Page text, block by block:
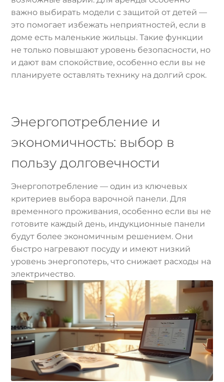
важно выбирать модели с защитой от детей —
это помогает избежать неприятностей, если в
доме есть маленькие жильцы. Такие функции
не только повышают уровень безопасности, но
и дают вам спокойствие, особенно если вы не
планируете оставлять технику на долгий срок.
Энергопотребление и
экономичность: выбор в
пользу долговечности
Энергопотребление — один из ключевых
критериев выбора варочной панели. Для
временного проживания, особенно если вы не
готовите каждый день, индукционные панели
будут более экономичным решением. Они
быстро нагревают посуду и имеют низкий
уровень энергопотерь, что снижает расходы на
электричество.